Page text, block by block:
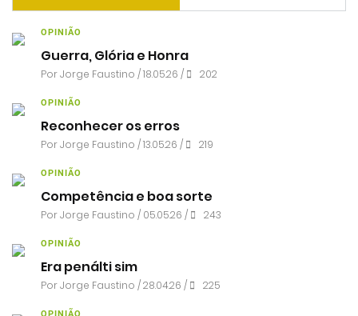
OPINIÃO
Guerra, Glória e Honra
PorJorge Faustino / 18.05.26 / 202
OPINIÃO
Reconhecer os erros
PorJorge Faustino / 13.05.26 / 219
OPINIÃO
Competência e boa sorte
PorJorge Faustino / 05.05.26 / 243
OPINIÃO
Era penálti sim
PorJorge Faustino / 28.04.26 / 225